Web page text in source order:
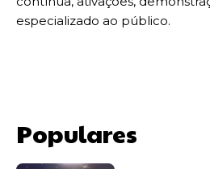
especializado ao público.
Populares